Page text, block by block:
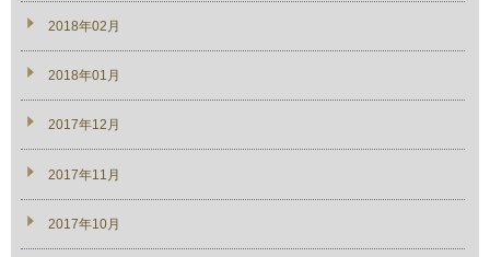
2018年02月
2018年01月
2017年12月
2017年11月
2017年10月